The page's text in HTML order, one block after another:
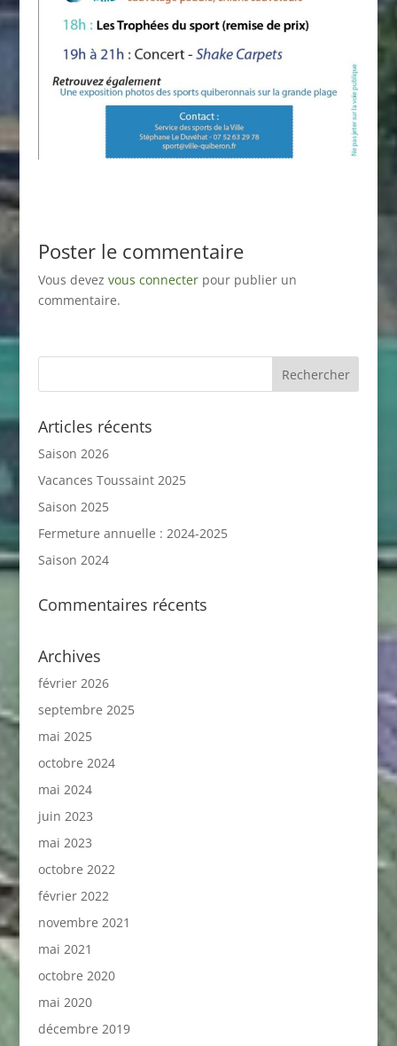
Poster le commentaire
Vous devez vous connecterpour publier un
commentaire.
Articles récents
Saison 2026
Vacances Toussaint 2025
Saison 2025
Fermeture annuelle : 2024-2025
Saison 2024
Commentaires récents
Archives
février 2026
septembre 2025
mai 2025
octobre 2024
mai 2024
juin 2023
mai 2023
octobre 2022
février 2022
novembre 2021
mai 2021
octobre 2020
mai 2020
décembre 2019